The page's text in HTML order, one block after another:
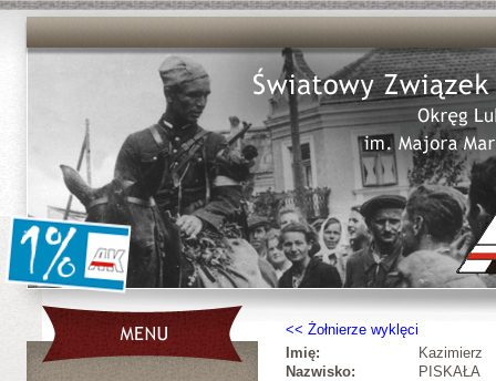
Żołnierze wyklęci
Imię:
Kazimierz
Nazwisko:
PISKAŁA